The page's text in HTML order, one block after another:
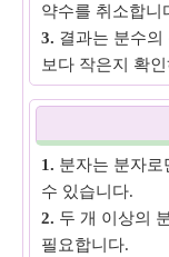
약수를 취소합니
3. 결과는 분수의
보다 작은지 확
1. 분자는 분자
수 있습니다.
2. 두 개 이상의
필요합니다.